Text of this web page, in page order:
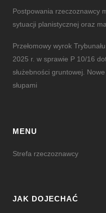
Postpowania rzeczoznawcy
sytuacji planistycznej oraz
Przełomowy wyrok
2025 r. w sprawie P 10/16
służebności gruntowej.
słupami
MENU
Strefa rzeczoznawcy
JAK DOJECHAĆ